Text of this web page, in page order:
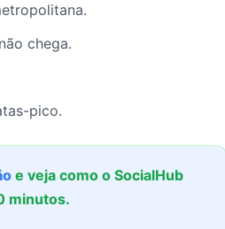
chega.
pico.
e veja como o SocialHub
minutos.